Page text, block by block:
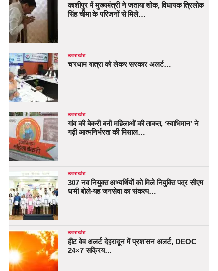
काशीपुर में मुख्यमंत्री ने जताया शोक, विधायक त्रिलोक
सिंह चीमा के परिजनों से मिले…
उत्तराखंड
चारधाम यात्रा को लेकर सरकार अलर्ट…
उत्तराखंड
गांव की बेकरी बनी महिलाओं की ताकत, ‘स्वाभिमान’ ने
गढ़ी आत्मनिर्भरता की मिसाल…
उत्तराखंड
307 नव नियुक्त अभ्यर्थियों को मिले नियुक्ति पत्र सीएम
धामी बोले-यह जनसेवा का संकल्प…
उत्तराखंड
हीट वेव अलर्ट देहरादून में प्रशासन अलर्ट, DEOC
24×7 सक्रिय…